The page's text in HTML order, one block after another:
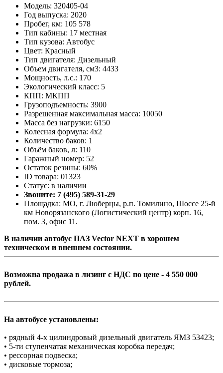
Модель: 320405-04
Год выпуска: 2020
Пробег, км: 105 578
Тип кабины: 17 местная
Тип кузова: Автобус
Цвет: Красный
Тип двигателя: Дизельный
Объем двигателя, см3: 4433
Мощность, л.с.: 170
Экологический класс: 5
КПП: МКПП
Грузоподъемность: 3900
Разрешенная максимальная масса: 10050
Масса без нагрузки: 6150
Колесная формула: 4x2
Количество баков: 1
Объём баков, л: 110
Гаражный номер: 52
Остаток резины: 60%
ID товара: 01323
Статус: в наличии
Звоните: 7 (495) 589-31-29
Площадка: МО, г. Люберцы, р.п. Томилино, Шоссе 25-й
км Новорязанского (Логистический центр) корп. 16,
пом. 3, офис 11.
В наличии автобус ПАЗ Vector NEXT в хорошем
техническом и внешнем состоянии.
Возможна продажа в лизинг с НДС по цене - 4 550 000
рублей.
На автобусе установлены:
• рядный 4-х цилиндровый дизельный двигатель ЯМЗ 53423;
• 5-ти ступенчатая механическая коробка передач;
• рессорная подвеска;
• дисковые тормоза;